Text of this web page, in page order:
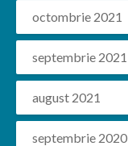
octombrie 2021
septembrie 2021
august 2021
septembrie 2020